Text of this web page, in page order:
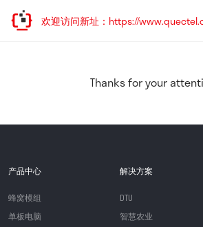
迁移，欢迎访问新址：https://
Thanks for your
产品中心
蜂窝模组
单板电脑
解决方案
DTU
智慧农业